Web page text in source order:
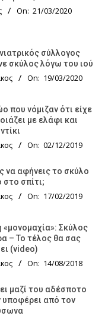
On: 21/03/2020
σύλλογος
σκύλος λόγω του ιού
On: 19/03/2020
που νόμιζαν ότι είχε
με ελάφι και
On: 02/12/2019
να αφήνεις το σκύλο
στο σπίτι;
On: 17/02/2019
«μονομαχία»: Σκύλος
– Το τέλος θα σας
(video)
On: 14/08/2018
μαζί του αδέσποτο
υποφέρει από τον